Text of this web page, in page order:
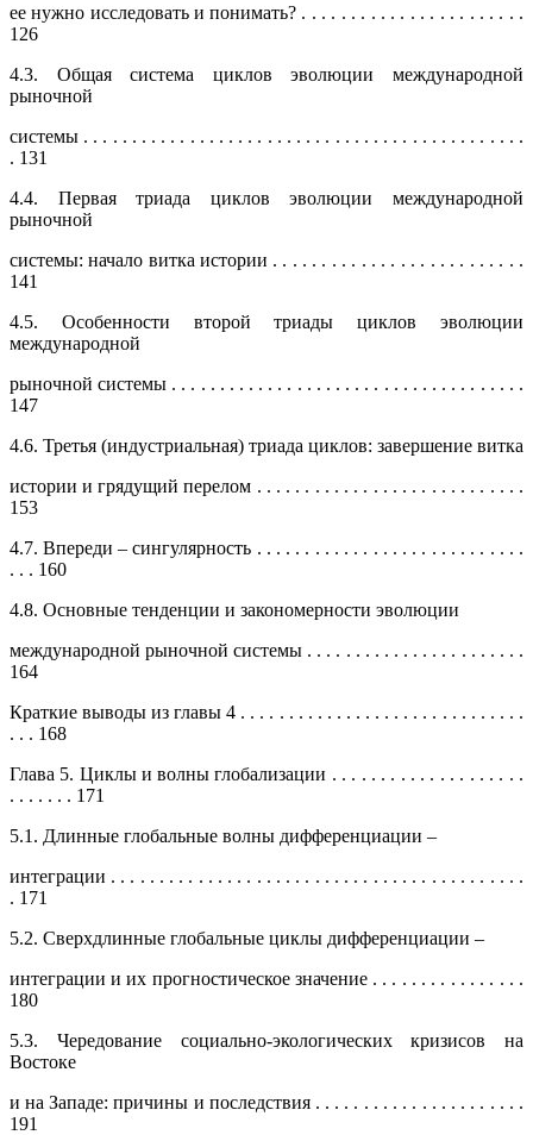
ее нужно исследовать и понимать? . . . . . . . . . . . . . . . . . . . . . . .
126
4.3. Общая система циклов эволюции международной
рыночной
системы . . . . . . . . . . . . . . . . . . . . . . . . . . . . . . . . . . . . . . . . . . . . . .
. 131
4.4. Первая триада циклов эволюции международной
рыночной
системы: начало витка истории . . . . . . . . . . . . . . . . . . . . . . . . . .
141
4.5. Особенности второй триады циклов эволюции
международной
рыночной системы . . . . . . . . . . . . . . . . . . . . . . . . . . . . . . . . . . . . .
147
4.6. Третья (индустриальная) триада циклов: завершение витка
истории и грядущий перелом . . . . . . . . . . . . . . . . . . . . . . . . . . . .
153
4.7. Впереди – сингулярность . . . . . . . . . . . . . . . . . . . . . . . . . . . .
. . . 160
4.8. Основные тенденции и закономерности эволюции
международной рыночной системы . . . . . . . . . . . . . . . . . . . . . . .
164
Краткие выводы из главы 4 . . . . . . . . . . . . . . . . . . . . . . . . . . . . . .
. . . 168
Глава 5. Циклы и волны глобализации . . . . . . . . . . . . . . . . . . . .
. . . . . . . 171
5.1. Длинные глобальные волны дифференциации –
интеграции . . . . . . . . . . . . . . . . . . . . . . . . . . . . . . . . . . . . . . . . . . .
. 171
5.2. Сверхдлинные глобальные циклы дифференциации –
интеграции и их прогностическое значение . . . . . . . . . . . . . . . .
180
5.3. Чередование социально-экологических кризисов на
Востоке
и на Западе: причины и последствия . . . . . . . . . . . . . . . . . . . . . .
191